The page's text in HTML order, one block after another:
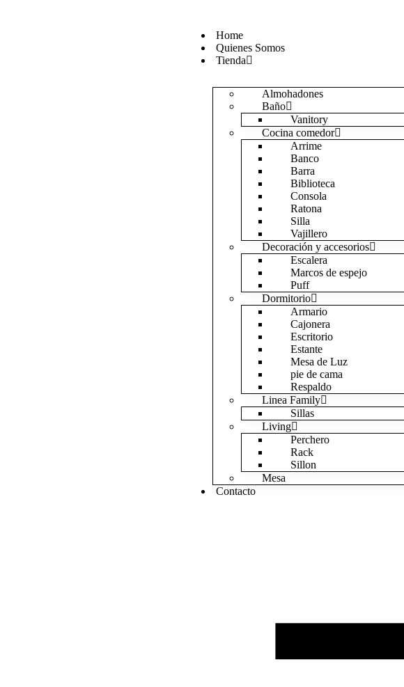
Home
Quienes Somos
Tienda
Almohadones
Baño
Vanitory
Cocina comedor
Arrime
Banco
Barra
Biblioteca
Consola
Ratona
Silla
Vajillero
Decoración y accesorios
Escalera
Marcos de espejo
Puff
Dormitorio
Armario
Cajonera
Escritorio
Estante
Mesa de Luz
pie de cama
Respaldo
Linea Family
Sillas
Living
Perchero
Rack
Sillon
Mesa
Contacto